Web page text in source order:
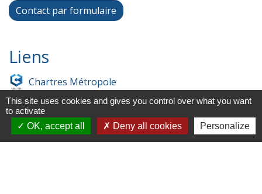
Contact par formulaire
Liens
Chartres Métropole
Conseil Départemental
Préfecture d'Eure-et-Loir
This site uses cookies and gives you control over what you want
to activate
OK, accept all
Deny all cookies Personalize